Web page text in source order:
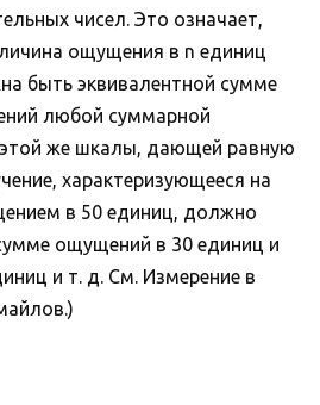
чисел. Это означает,
ощущения в n единиц
быть эквивалентной сумме
любой суммарной
же шкалы, дающей равную
характеризующееся на
в 50 единиц, должно
ощущений в 30 единиц и
и т. д. См. Измерение в